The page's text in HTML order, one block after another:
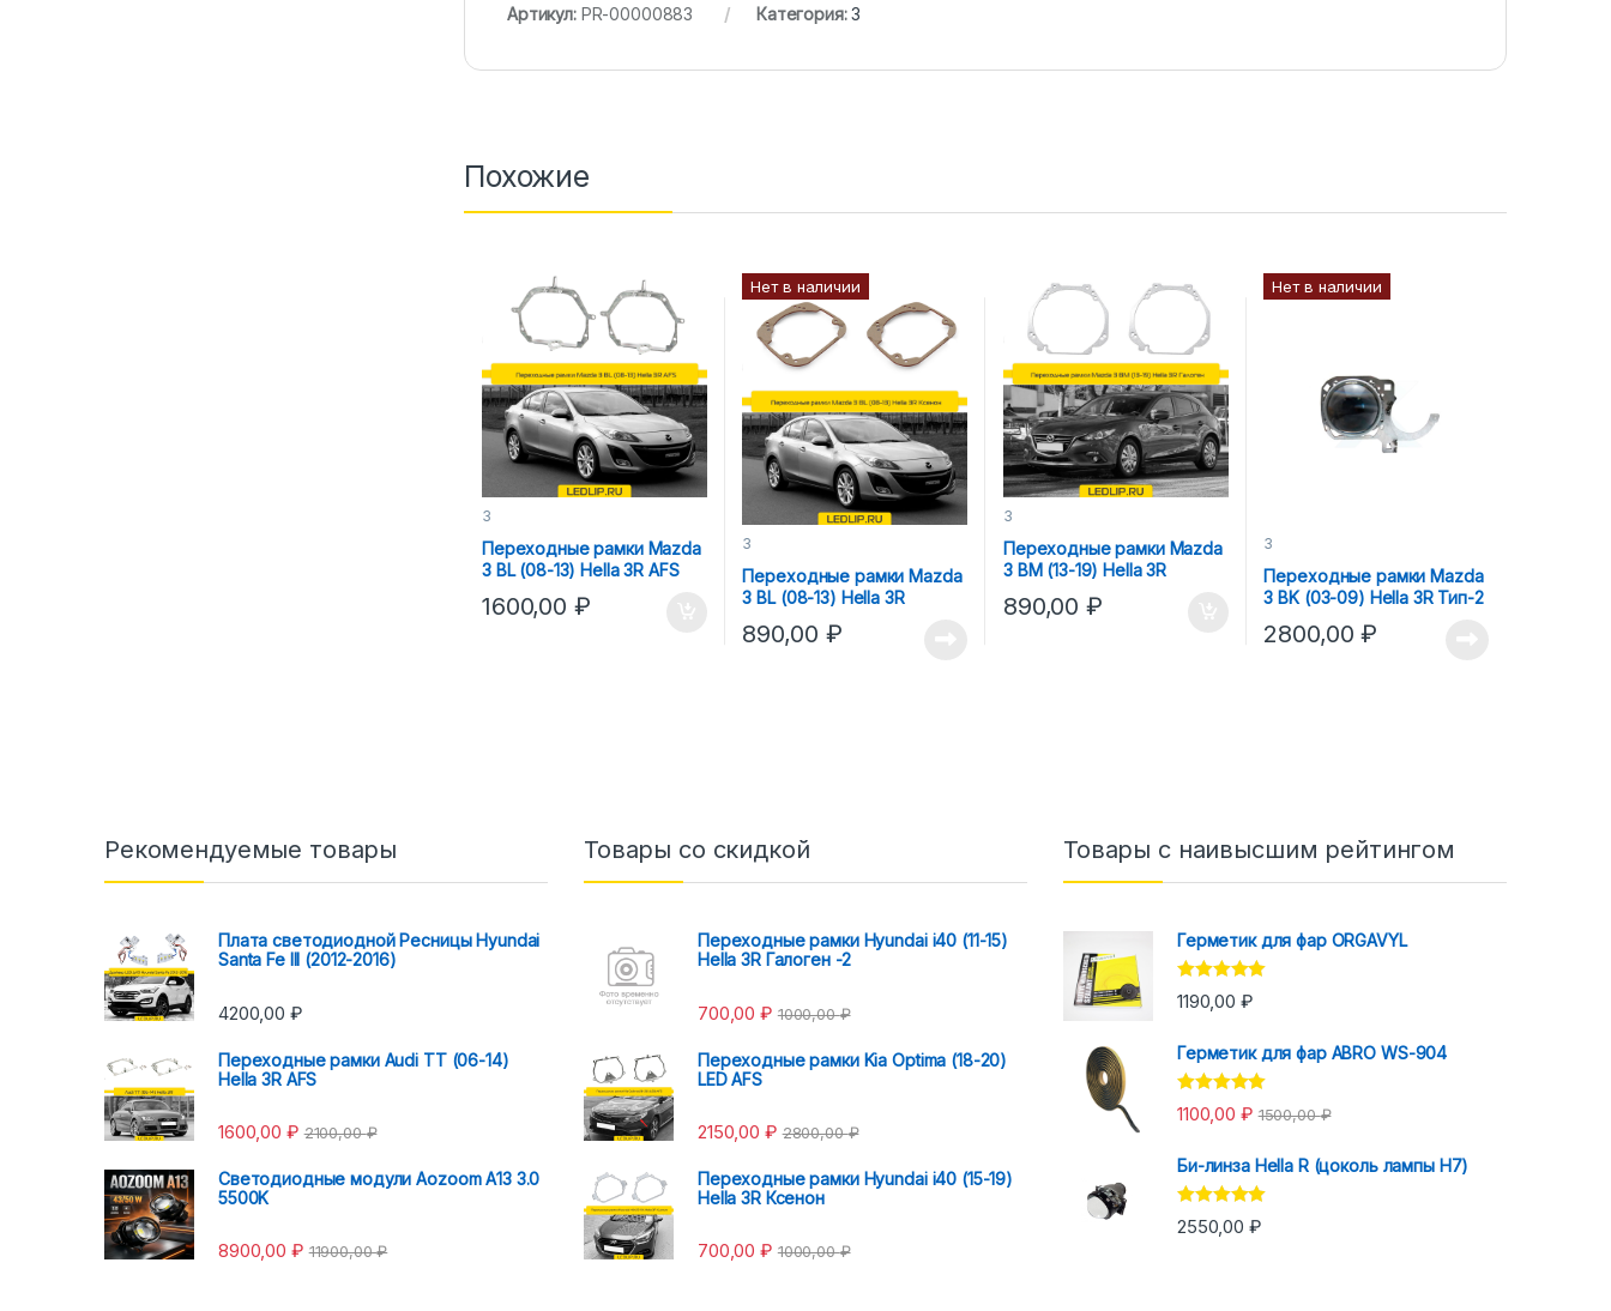
Артикул: PR-00000883 Категория:3
Похожие
3
Переходные рамки Mazda
3 BL (08-13) Hella 3R AFS
1600,00 ₽
Нет в наличии
3
Переходные рамки Mazda
3 BL (08-13) Hella 3R
890,00 ₽
3
Переходные рамки Mazda
3 BM (13-19) Hella 3R
890,00₽
Нет в наличии
3
Переходные рамки Mazda
3 BK (03-09) Hella 3R Тип-2
2800,00₽
Рекомендуемые товары
Плата светодиодной Ресницы Hyundai
Santa Fe III (2012-2016)
4200,00 ₽
Переходные рамки Audi TT (06-14)
Hella 3R AFS
1600,00 ₽ 2100,00₽
Светодиодные модули Aozoom A13 3.0
5500K
8900,00 ₽ 11900,00₽
Товары со скидкой
Переходные рамки Hyundai i40 (11-15)
Hella 3R Галоген -2
700,00₽ 1000,00₽
Переходные рамки Kia Optima (18-20)
LED AFS
2150,00 ₽ 2800,00₽
Переходные рамки Hyundai i40 (15-19)
Hella 3R Ксенон
700,00₽ 1000,00₽
Товары с наивысшим рейтингом
Герметик для фар ORGAVYL
Оценка 5.00
из 5
1190,00 ₽
Герметик для фар ABRO WS-904
Оценка 5.00
из 5
1100,00 ₽ 1500,00₽
Би-линза Hella R (цоколь лампы H7)
Оценка5.00
из 5
2550,00 ₽